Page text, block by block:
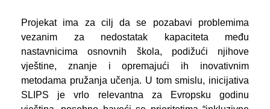
Projekat ima za cilj da se pozabavi problemima
vezanim za nedostatak kapaciteta među
nastavnicima osnovnih škola, podižući njihove
vještine, znanje i opremajući ih inovativnim
metodama pružanja učenja. U tom smislu, inicijativa
SLIPS je vrlo relevantna za Evropsku godinu